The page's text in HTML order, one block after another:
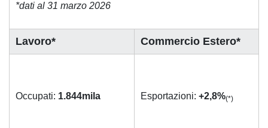
*dati al 31 marzo 2026
Lavoro*
Occupati: 1.844mila
Commercio Estero*
Esportazioni: +2,8%(*)